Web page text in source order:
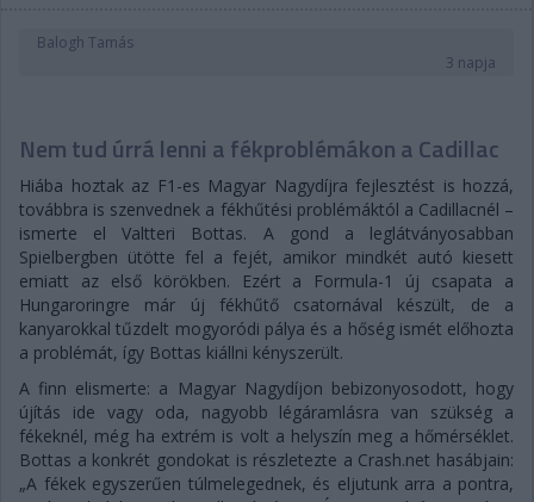
Balogh Tamás
3 napja
Nem tud úrrá lenni a fékproblémákon a Cadillac
Hiába hoztak az F1-es Magyar Nagydíjra fejlesztést is hozzá,
továbbra is szenvednek a fékhűtési problémáktól a Cadillacnél –
ismerte el Valtteri Bottas. A gond a leglátványosabban
Spielbergben ütötte fel a fejét, amikor mindkét autó kiesett
emiatt az első körökben. Ezért a Formula-1 új csapata a
Hungaroringre már új fékhűtő csatornával készült, de a
kanyarokkal tűzdelt mogyoródi pálya és a hőség ismét előhozta
a problémát, így Bottas kiállni kényszerült.
A finn elismerte: a Magyar Nagydíjon bebizonyosodott, hogy
újítás ide vagy oda, nagyobb légáramlásra van szükség a
fékeknél, még ha extrém is volt a helyszín meg a hőmérséklet.
Bottas a konkrét gondokat is részletezte a Crash.net hasábjain:
„A fékek egyszerűen túlmelegednek, és eljutunk arra a pontra,